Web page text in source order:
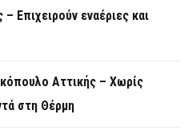
Επιχειρούν εναέριες και
Αττικής – Χωρίς
στη Θέρμη